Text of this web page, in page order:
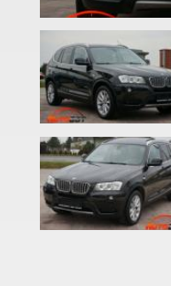
2 Series F22
2 Series F23
2 Series F45
2 Series F46
M2 F87
2 Series F44 Gran
M2 F44 Gran